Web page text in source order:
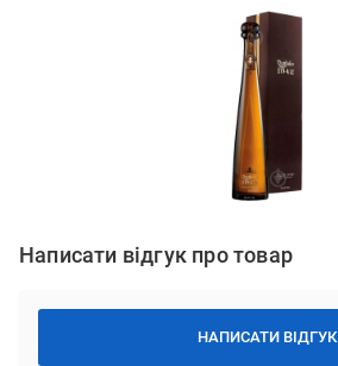
Написати відгук про товар
НАПИСАТИ ВІДГУК